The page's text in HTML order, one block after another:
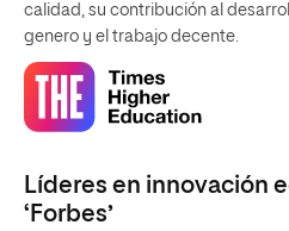
calidad, su contribución al
genero y el trabajo decente.
Líderes en innovación
‘Forbes’